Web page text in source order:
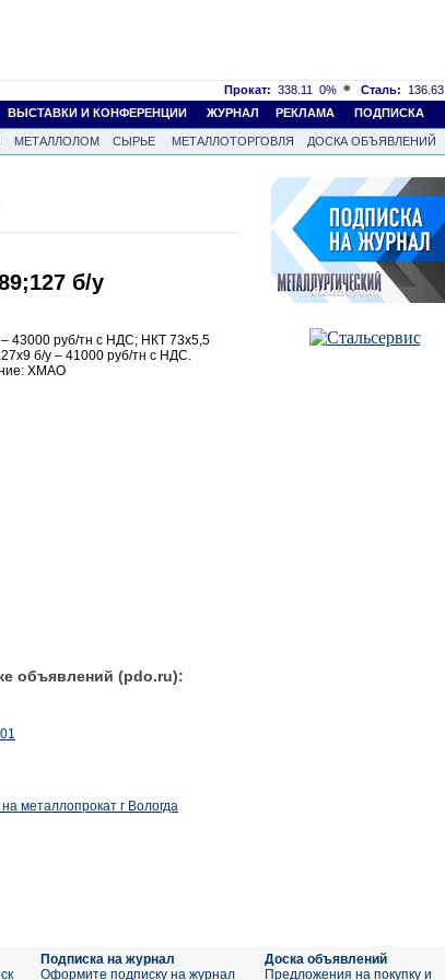
Прокат: 338.11 0% Сталь: 136.63
ВЫСТАВКИ И КОНФЕРЕНЦИИ ЖУРНАЛ РЕКЛАМА ПОДПИСКА
МЕТАЛЛОЛОМ СЫРЬЕ МЕТАЛЛОТОРГОВЛЯ
ДОСКА ОБЪЯВЛЕНИЙ
б/у
43000 руб/тн с НДС; НКТ 73х5,5
б/у – 41000 руб/тн с НДС.
ХМАО
объявлений (pdo.ru):
металлопрокат г Вологда
Подписка на журнал
Оформите подписку на журнал
Доска объявлений
Предложения на покупку и